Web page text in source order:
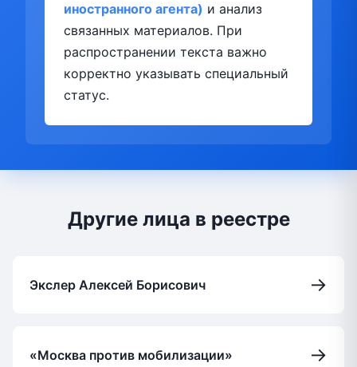
иностранного агента) и анализ
связанных материалов. При
распространении текста важно
корректно указывать специальный
статус.
Другие лица в реестре
Экслер Алексей Борисович →
«Москва против мобилизации» →